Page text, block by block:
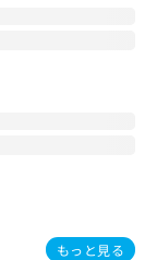
もっと見る